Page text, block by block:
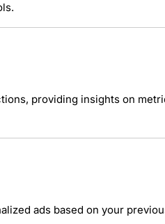
providing insights on
ads based on your